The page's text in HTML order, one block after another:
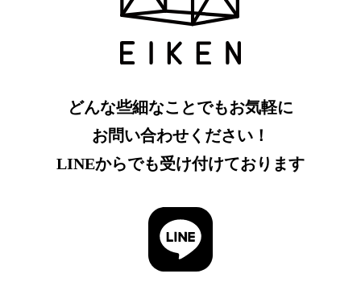
どんな些細なことでもお気軽に
お問い合わせください！
LINEからでも受け付けております